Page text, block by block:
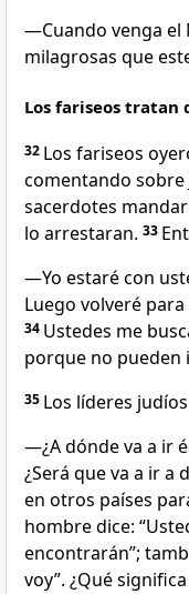
—Cuando venga el
milagrosas que
Los fariseos tratan
32 Los fariseos
comentando sobre
sacerdotes
lo arrestaran. 33
—Yo estaré con
Luego volveré
34 Ustedes me
porque no pueden
35 Los líderes
—¿A dónde va a ir
¿Será que va a ir a
en otros países
hombre dice:
encontrarán”;
voy”. ¿Qué